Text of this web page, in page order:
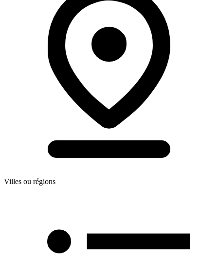
Villes ou régions